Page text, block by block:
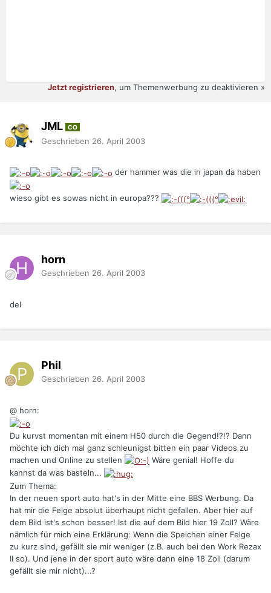
Jetzt registrieren, um Themenwerbung zu deaktivieren »
JML CO
Geschrieben 26. April 2003
der hammer was die in japan da haben
wieso gibt es sowas nicht in europa???
horn
Geschrieben 26. April 2003
del
Phil
Geschrieben 26. April 2003
@ horn:
Du kurvst momentan mit einem H50 durch die Gegend!?!? Dann
möchte ich dich mal ganz schleunigst bitten ein paar Videos zu
machen und Online zu stellen
Wäre genial! Hoffe du
kannst da was basteln...
Zum Thema:
In der neuen sport auto hat's in der Mitte eine BBS Werbung. Da
hat mir die Felge absolut überhaupt nicht gefallen. Aber hier auf
dem Bild ist's schon besser! Ist die auf dem Bild hier 19 Zoll? Wäre
nämlich für mich eine Erklärung: Wenn die Speichen einer Felge
zu kurz sind, gefällt sie mir weniger (z.B. auch bei den Work Rezax
II so). Und jene in der sport auto wäre dann eine 18 Zoll (darum
gefällt sie mir nicht)...?